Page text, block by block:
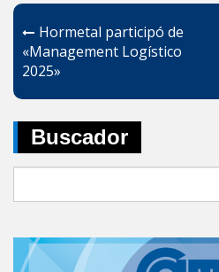
Navegación
de
entradas
Hormetal participó de
«Management Logístico
2025»
Buscador